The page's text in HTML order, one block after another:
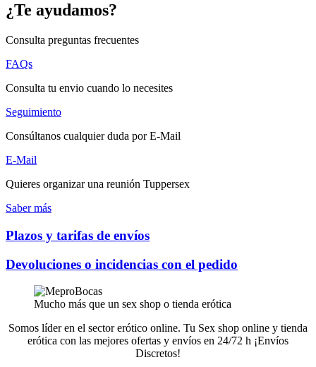
¿Te ayudamos?
Consulta preguntas frecuentes
FAQs
Consulta tu envio cuando lo necesites
Seguimiento
Consúltanos cualquier duda por E-Mail
E-Mail
Quieres organizar una reunión Tuppersex
Saber más
Plazos y tarifas de envíos
Devoluciones o incidencias con el pedido
Mucho más que un sex shop o tienda erótica
Somos líder en el sector erótico online. Tu Sex shop online y tienda
erótica con las mejores ofertas y envíos en 24/72 h ¡Envíos
Discretos!